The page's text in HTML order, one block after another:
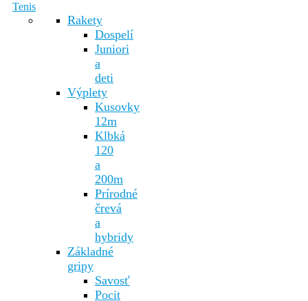
Tenis
Rakety
Dospelí
Juniori
a
deti
Výplety
Kusovky
12m
Klbká
120
a
200m
Prírodné
črevá
a
hybridy
Základné
gripy
Savosť
Pocit